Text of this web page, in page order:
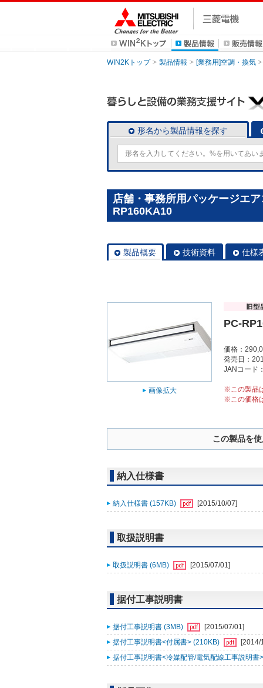
WIN2Kトップ 製品情報 [業務用]空調・換気
形名から製品情報を探す
店舗・事務所用パッケージエ
RP160KA10
製品概要 技術資料 仕様
画像拡大
PC-
価格：
発売日：
JANコード
※この製品
※この価格
この製品を
納入仕様書
納入仕様書 (157KB) [2015/10/07]
取扱説明書
取扱説明書 (6MB) [2015/07/01]
据付工事説明書
据付工事説明書 (3MB)
[2015/07/01]
据付工事説明書<付属書> (210KB)
[2014/
据付工事説明書<冷媒配管/電気配線工事説明書